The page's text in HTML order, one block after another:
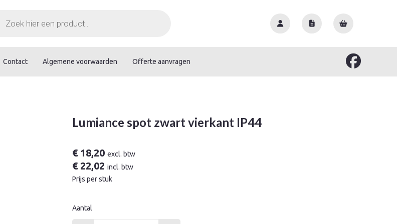
Contact Algemene voorwaarden Offerte aanvragen
Lumiance spot zwart vierkant IP44
€18,20 excl. btw
€22,02 incl. btw
Prijs per stuk
Aantal